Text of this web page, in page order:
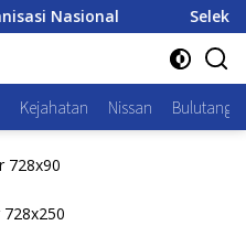
Seleksi
Kejahatan Nissan